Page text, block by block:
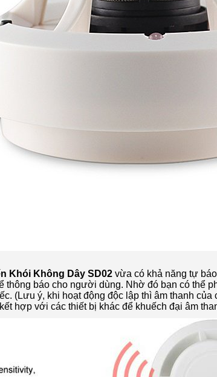
Khói Không Dây SD02 vừa có khả năng tự
thông báo cho người dùng. Nhờ đó bạn có thể
(Lưu ý, khi hoạt động độc lập thì âm thanh
hợp với các thiết bị khác để khuếch đại âm